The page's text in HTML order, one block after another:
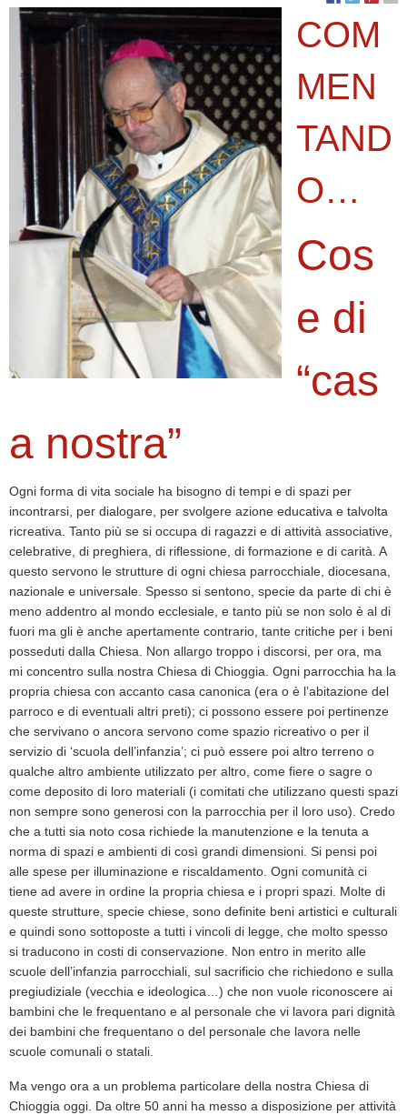
COM
MEN
TAND
O…
Cos
e di
“cas
a nostra”
Ogni forma di vita sociale ha bisogno di tempi e di spazi per
incontrarsi, per dialogare, per svolgere azione educativa e talvolta
ricreativa. Tanto più se si occupa di ragazzi e di attività associative,
celebrative, di preghiera, di riflessione, di formazione e di carità. A
questo servono le strutture di ogni chiesa parrocchiale, diocesana,
nazionale e universale. Spesso si sentono, specie da parte di chi è
meno addentro al mondo ecclesiale, e tanto più se non solo è al di
fuori ma gli è anche apertamente contrario, tante critiche per i beni
posseduti dalla Chiesa. Non allargo troppo i discorsi, per ora, ma
mi concentro sulla nostra Chiesa di Chioggia. Ogni parrocchia ha la
propria chiesa con accanto casa canonica (era o è l’abitazione del
parroco e di eventuali altri preti); ci possono essere poi pertinenze
che servivano o ancora servono come spazio ricreativo o per il
servizio di ‘scuola dell’infanzia’; ci può essere poi altro terreno o
qualche altro ambiente utilizzato per altro, come fiere o sagre o
come deposito di loro materiali (i comitati che utilizzano questi spazi
non sempre sono generosi con la parrocchia per il loro uso). Credo
che a tutti sia noto cosa richiede la manutenzione e la tenuta a
norma di spazi e ambienti di così grandi dimensioni. Si pensi poi
alle spese per illuminazione e riscaldamento. Ogni comunità ci
tiene ad avere in ordine la propria chiesa e i propri spazi. Molte di
queste strutture, specie chiese, sono definite beni artistici e culturali
e quindi sono sottoposte a tutti i vincoli di legge, che molto spesso
si traducono in costi di conservazione. Non entro in merito alle
scuole dell’infanzia parrocchiali, sul sacrificio che richiedono e sulla
pregiudiziale (vecchia e ideologica…) che non vuole riconoscere ai
bambini che le frequentano e al personale che vi lavora pari dignità
dei bambini che frequentano o del personale che lavora nelle
scuole comunali o statali.
Ma vengo ora a un problema particolare della nostra Chiesa di
Chioggia oggi. Da oltre 50 anni ha messo a disposizione per attività